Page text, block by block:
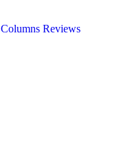
Columns Reviews